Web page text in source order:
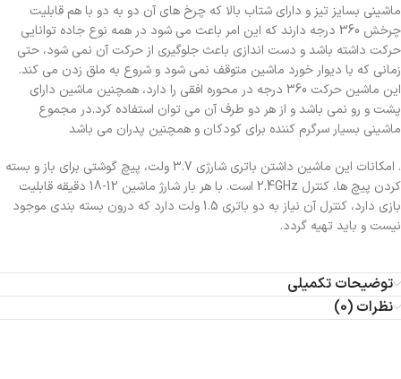
ماشینی بسایز تیز و دارای شتاب بالا که چرخ های آن دو به دو با هم قابلیت
چرخش 360 درجه دارند که این امر باعث می شود در همه نوع جاده توانایی
حرکت داشته باشد و دست اندازی باعث جلوگیری از حرکت آن نمی شود، حتی
زمانی که با دیوار خورد ماشین متوقف نمی شود و شروع به ملق زدن می کند.
این ماشین حرکت 360 درجه در محوره افقی را دارد، همچنین ماشین دارای
پشت و رو نمی باشد و از هر دو طرف آن می توان استفاده کرد.در مجموع
ماشینی بسیار سرگرم کننده برای کودکان و همچنین پدران می باشد
. امکانات این ماشین داشتن باتری شارژی 3.7 ولت، پیچ گوشتی برای باز و بسته
کردن پیچ ها، کنترل 2.4GHz است. با هر بار شارژ ماشین 12-18 دقیقه قابلیت
بازی دارد، کنترل آن نیاز به دو باتری 1.5 ولت دارد که درون بسته بندی موجود
نیست و باید تهیه گردد.
توضیحات تکمیلی
نظرات (0)